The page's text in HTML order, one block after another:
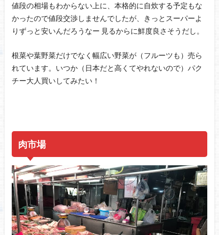
値段の相場もわからない上に、本格的に自炊する予定もな
かったので値段交渉しませんでしたが、きっとスーパーよ
りずっと安いんだろうなー 見るからに鮮度良さそうだし。
根菜や葉野菜だけでなく幅広い野菜が（フルーツも）売ら
れています。いつか（日本だと高くてやれないので）パク
チー大人買いしてみたい！
肉市場